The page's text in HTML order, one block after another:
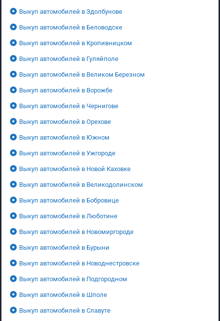
Выкуп автомобилей в Здолбунове
Выкуп автомобилей в Беловодске
Выкуп автомобилей в Кропивницком
Выкуп автомобилей в Гуляйполе
Выкуп автомобилей в Великом Березном
Выкуп автомобилей в Ворожбе
Выкуп автомобилей в Чернигове
Выкуп автомобилей в Орехове
Выкуп автомобилей в Южном
Выкуп автомобилей в Ужгороде
Выкуп автомобилей в Новой Каховке
Выкуп автомобилей в Великодолинском
Выкуп автомобилей в Бобровице
Выкуп автомобилей в Люботине
Выкуп автомобилей в Новомиргороде
Выкуп автомобилей в Бурыни
Выкуп автомобилей в Новоднестровске
Выкуп автомобилей в Подгородном
Выкуп автомобилей в Шполе
Выкуп автомобилей в Славуте